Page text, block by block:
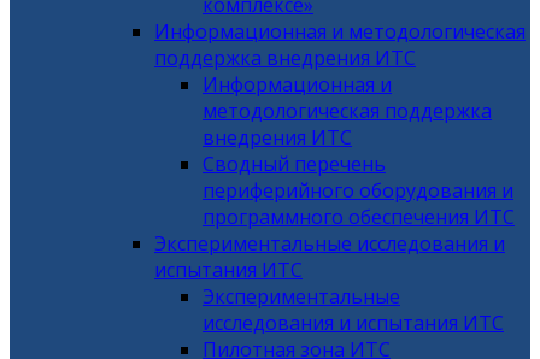
Информационная и методологическая
поддержка внедрения ИТС
Информационная и
методологическая поддержка
внедрения ИТС
Сводный перечень
периферийного оборудования и
программного обеспечения ИТС
Экспериментальные исследования и
испытания ИТС
Экспериментальные
исследования и испытания ИТС
Пилотная зона ИТС